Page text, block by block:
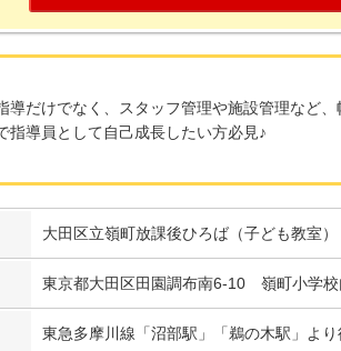
導だけでなく、スタッフ管理や施設管理など
指導員として自己成長したい方必見♪
大田区立嶺町放課後ひろば（子ども教室）
東京都大田区田園調布南6-10 嶺町小学校
東急多摩川線「沼部駅」「鵜の木駅」よ